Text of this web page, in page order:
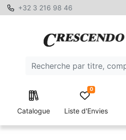
+32 3 216 98 46
Catalogue Liste d'Envies
0